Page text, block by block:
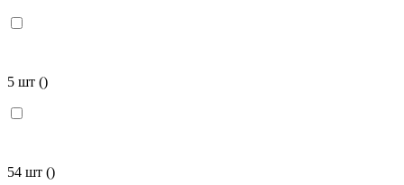
5 шт ()
54 шт ()